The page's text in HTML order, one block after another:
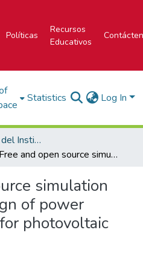
Políticas
Recursos
Educativos
Statistics Log In
Portal de Revistas del Instituto Tecnológico de Costa Rica
Free and open source simulation tools for the design of power processing units for photovoltaic systems
simulation
of power
photovoltaic